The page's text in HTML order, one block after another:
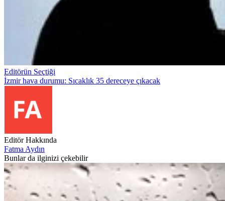
Editörün Seçtiği
İzmir hava durumu: Sıcaklık 35 dereceye çıkacak
Editör Hakkında
Fatma Aydın
Bunlar da ilginizi çekebilir